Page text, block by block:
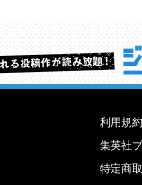
才能溢れる投稿
利用規約
集英社
特定商